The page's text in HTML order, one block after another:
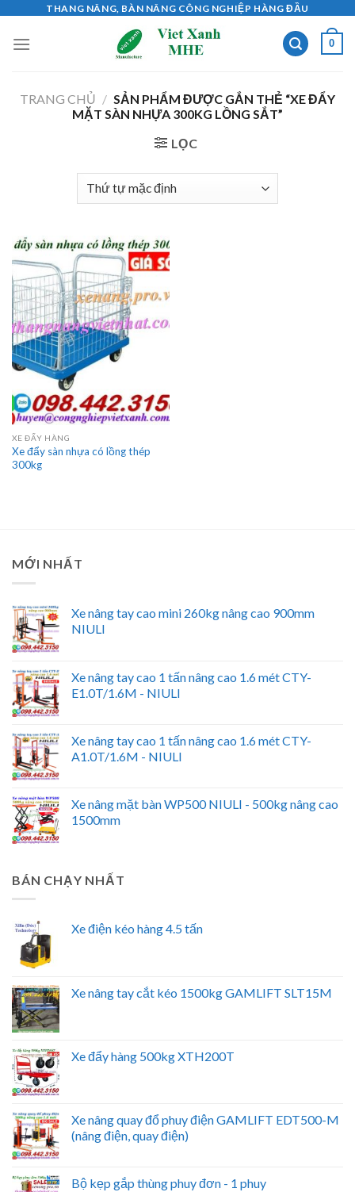
content
THANG NÂNG, BÀN NÂNG CÔNG NGHIỆP HÀNG ĐẦU
0
TRANG CHỦ / SẢN PHẨM ĐƯỢC GẮN THẺ “XE ĐẨY
MẶT SÀN NHỰA 300KG LỒNG SẮT”
LỌC
XE ĐẨY HÀNG
Xe đẩy sàn nhựa có lồng thép
300kg
MỚI NHẤT
Xe nâng tay cao mini 260kg nâng cao 900mm
NIULI
Xe nâng tay cao 1 tấn nâng cao 1.6 mét CTY-
E1.0T/1.6M - NIULI
Xe nâng tay cao 1 tấn nâng cao 1.6 mét CTY-
A1.0T/1.6M - NIULI
Xe nâng mặt bàn WP500 NIULI - 500kg nâng cao
1500mm
BÁN CHẠY NHẤT
Xe điện kéo hàng 4.5 tấn
Xe nâng tay cắt kéo 1500kg GAMLIFT SLT15M
Xe đẩy hàng 500kg XTH200T
Xe nâng quay đổ phuy điện GAMLIFT EDT500-M
(nâng điện, quay điện)
Bộ kẹp gắp thùng phuy đơn - 1 phuy